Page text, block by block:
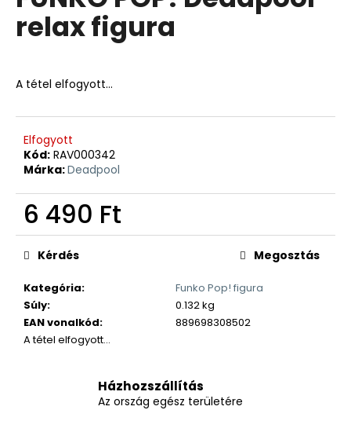
ből
relax figura
A tétel elfogyott…
Elfogyott
Kód: RAV000342
Márka:Deadpool
6 490 Ft
Egységár:
Kategória:
Funko Pop! figura
Súly:
0.132 kg
EAN vonalkód:
889698308502
A tétel elfogyott…
Kérdés Megosztás
Házhozszállítás
Az ország egész területére